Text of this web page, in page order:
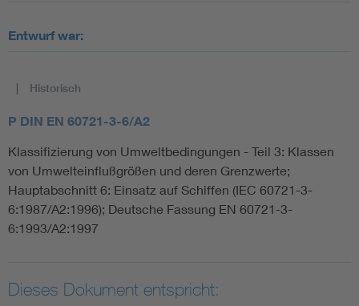
Entwurf war:
Historisch
P DIN EN 60721-3-6/A2
Klassifizierung von Umweltbedingungen - Teil 3: Klassen
von Umwelteinflußgrößen und deren Grenzwerte;
Hauptabschnitt 6: Einsatz auf Schiffen (IEC 60721-3-
6:1987/A2:1996); Deutsche Fassung EN 60721-3-
6:1993/A2:1997
Dieses Dokument entspricht: